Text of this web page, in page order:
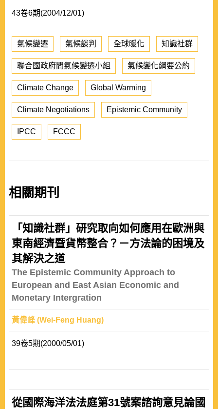
43卷6期(2004/12/01)
氣候變遷 氣候談判 全球暖化 知識社群
聯合國政府間氣候變遷小組 氣候變化綱要公約
Climate Change Global Warming
Climate Negotiations Epistemic Community
IPCC FCCC
相關期刊
「知識社群」研究取向如何應用在歐洲與
東南經濟暨貨幣整合？－方法論的困境及
其解決之道
The Epistemic Community Approach to
European and East Asian Economic and
Monetary Intergration
黃偉峰 (Wei-Feng Huang)
39卷5期(2000/05/01)
從國際海洋法法庭第31號案諮詢意見論國